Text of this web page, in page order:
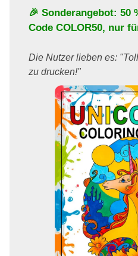
🎉 Sonderangebot: 50
Code COLOR50, nur
Die Nutzer lieben es:
zu drucken!"